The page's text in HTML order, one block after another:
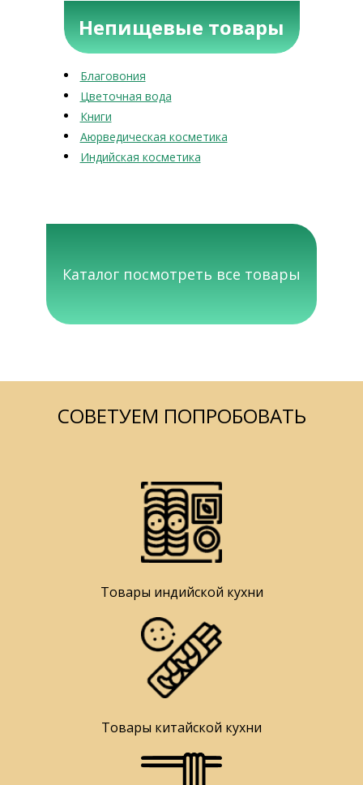
Непищевые товары
Благовония
Цветочная вода
Книги
Аюрведическая косметика
Индийская косметика
Каталог посмотреть все товары
СОВЕТУЕМ ПОПРОБОВАТЬ
Товары индийской кухни
Товары китайской кухни